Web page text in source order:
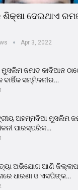
ଦେଇଥାଏ
Apr 3, 2022
ଜମାତ କାଦିଆନ
ସମ୍ମିଳନୀର…
ଅହମ୍ମଦିଆ ମୁସଲିମ
ପାରସ୍ପରିକ…
ଅଭିଯୋଗ ଆଣି
ଧାରଣା ଓ ଏସପିଙ୍କ…